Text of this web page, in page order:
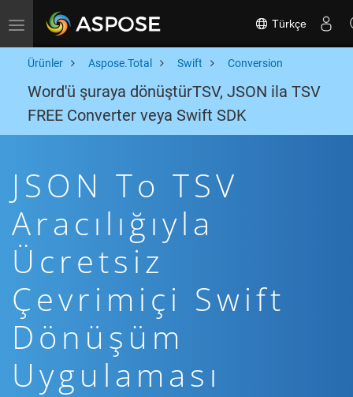
Toggle navigation Türkçe
Ürünler Aspose.Total Swift Conversion
Word'ü şuraya dönüştürTSV, JSON ila TSV
FREE Converter veya Swift SDK
JSON To TSV
Aracılığıyla
Ücretsiz
Çevrimiçi Swift
Dönüşüm
Uygulaması